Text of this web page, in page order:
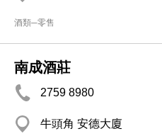
酒類─零售
南成酒莊
2759 8980
牛頭角 安德大廈